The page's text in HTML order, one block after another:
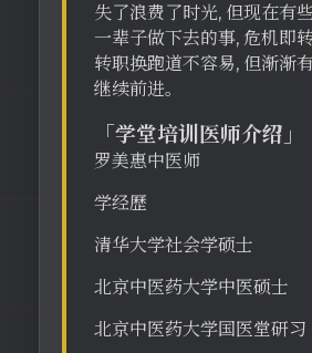
失了浪费了时光, 但现在有
一辈子做下去的事, 危机即
转职换跑道不容易, 但渐渐
继续前进。
「学堂培训医师介绍」
罗美惠中医师
学经歷
清华大学社会学硕士
北京中医药大学中医硕士
北京中医药大学国医堂研习